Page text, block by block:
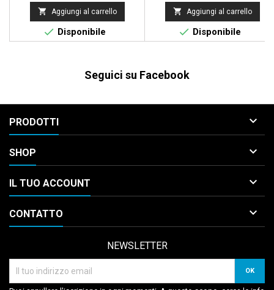
 Aggiungi al carrello
 Disponibile
 Aggiungi al carrello
 Disponibile
Seguici su Facebook
PRODOTTI 
SHOP 
IL TUO ACCOUNT 
CONTATTO 
NEWSLETTER